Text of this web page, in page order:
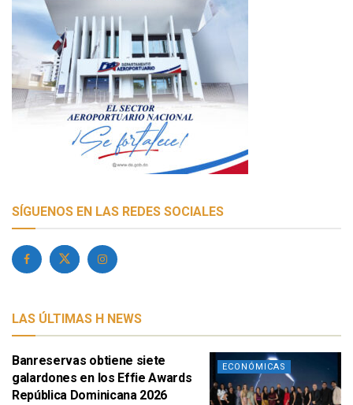
SÍGUENOS EN LAS REDES SOCIALES
LAS ÚLTIMAS H NEWS
ECONÓMICAS
Banreservas obtiene siete
galardones en los Effie Awards
República Dominicana 2026